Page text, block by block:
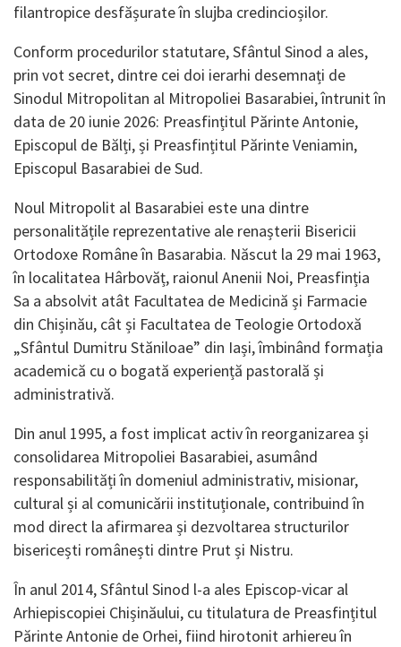
filantropice desfășurate în slujba credincioșilor.
Conform procedurilor statutare, Sfântul Sinod a ales,
prin vot secret, dintre cei doi ierarhi desemnați de
Sinodul Mitropolitan al Mitropoliei Basarabiei, întrunit în
data de 20 iunie 2026: Preasfințitul Părinte Antonie,
Episcopul de Bălți, și Preasfințitul Părinte Veniamin,
Episcopul Basarabiei de Sud.
Noul Mitropolit al Basarabiei este una dintre
personalitățile reprezentative ale renașterii Bisericii
Ortodoxe Române în Basarabia. Născut la 29 mai 1963,
în localitatea Hârbovăț, raionul Anenii Noi, Preasfinția
Sa a absolvit atât Facultatea de Medicină și Farmacie
din Chișinău, cât și Facultatea de Teologie Ortodoxă
„Sfântul Dumitru Stăniloae” din Iași, îmbinând formația
academică cu o bogată experiență pastorală și
administrativă.
Din anul 1995, a fost implicat activ în reorganizarea și
consolidarea Mitropoliei Basarabiei, asumând
responsabilități în domeniul administrativ, misionar,
cultural și al comunicării instituționale, contribuind în
mod direct la afirmarea și dezvoltarea structurilor
bisericești românești dintre Prut și Nistru.
În anul 2014, Sfântul Sinod l-a ales Episcop-vicar al
Arhiepiscopiei Chișinăului, cu titulatura de Preasfințitul
Părinte Antonie de Orhei, fiind hirotonit arhiereu în